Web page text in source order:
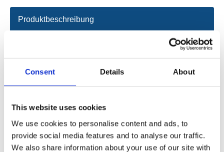
Consent Details About
This website uses cookies
We use cookies to personalise content and ads, to
provide social media features and to analyse our traffic.
We also share information about your use of our site with
Produktbeschreibung
sein kann.
Minimalistische Ästhetik, ausführliches Design, innovative
Modellierung, die unterschiedliche Anwendungsszenarien